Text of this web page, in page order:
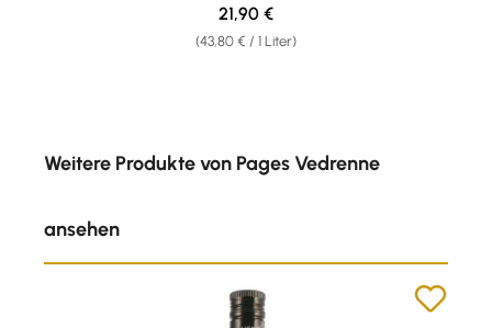
(43,80 € / 1 Liter)
Regulärer Preis:
21,90 €
Weitere Produkte von Pages Vedrenne
ansehen